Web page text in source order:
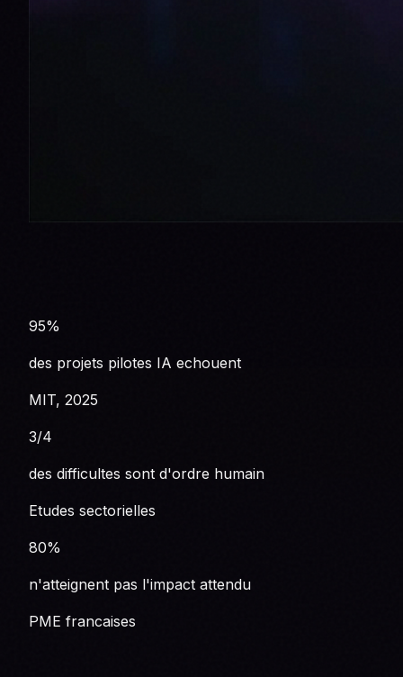
95%
des projets pilotes IA echouent
MIT, 2025
3/4
des difficultes sont d'ordre humain
Etudes sectorielles
80%
n'atteignent pas l'impact attendu
PME francaises